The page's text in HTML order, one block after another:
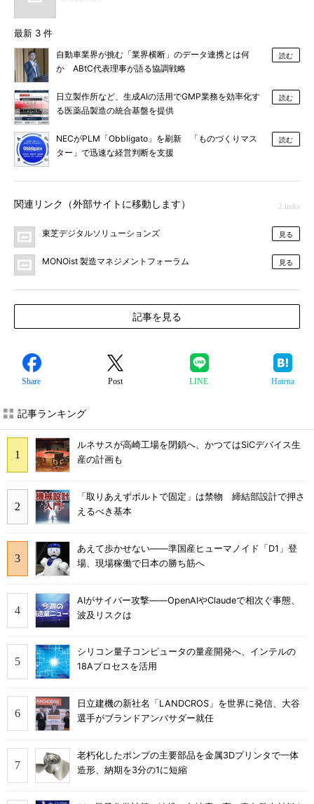
最新 3 件
自動車業界が挑む「業界横断」のデータ連携とは何
か ABtC代表理事が語る協調戦略
読む
日立製作所など、生成AIの活用でGMP業務を効率化す
る医薬品製造の統合基盤を提供
読む
NECがPLM「Obbligato」を刷新 「ものづくりマス
ター」で迅速な経営判断を支援
読む
関連リンク（外部サイトに移動します） 2 links
東芝デジタルソリューションズ 見る
MONOist 製造マネジメントフォーラム 見る
記事を見る
Share Post LINE Hatena
記事ランキング
ルネサスが高崎工場を閉鎖へ、かつてはSiCデバイス生
産の計画も
「取りあえずボルトで固定」は禁物 締結部設計で押さ
えるべき基本
あえて歩かせない――準国産ヒューマノイド「D1」登
場、現場稼働で日本の勝ち筋へ
AIがサイバー攻撃――OpenAIやClaudeで相次ぐ事態、
波及リスクは
シリコン量子コンピュータの量産開発へ、インテルの
18Aプロセスを活用
日立建機の新社名「LANDCROS」を世界に発信、大谷
選手がブランドアンバサダー就任
老朽化したポンプの主要部品を金属3Dプリンタで一体
造形、納期を3分の1に短縮